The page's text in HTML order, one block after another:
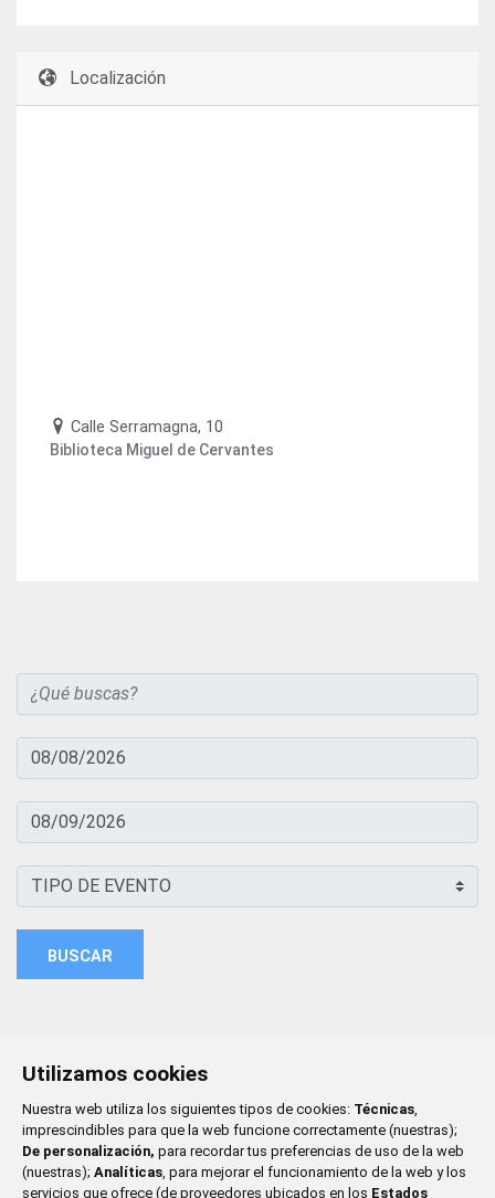
Utilizamos cookies
Nuestra web utiliza los siguientes tipos de cookies: Técnicas,
imprescindibles para que la web funcione correctamente (nuestras);
De personalización, para recordar tus preferencias de uso de la web
(nuestras); Analíticas, para mejorar el funcionamiento de la web y los
servicios que ofrece (de proveedores ubicados en los Estados
Localización
Calle Serramagna, 10
Biblioteca Miguel de Cervantes
BUSCAR